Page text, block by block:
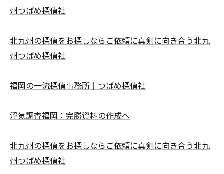
州つばめ探偵社
北九州の探偵をお探しならご依頼に真剣に向き合う北九
州つばめ探偵社
福岡の一流探偵事務所｜つばめ探偵社
浮気調査福岡：完勝資料の作成へ
北九州の探偵をお探しならご依頼に真剣に向き合う北九
州つばめ探偵社